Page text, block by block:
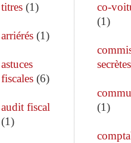
titres(1)
arriérés(1)
astuces
fiscales(6)
audit fiscal
(1)
co-
(1)
secrètes
(1)